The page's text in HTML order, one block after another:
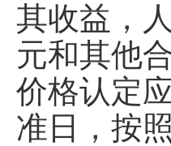
其收益，
元和其他
价格认定
准日，按